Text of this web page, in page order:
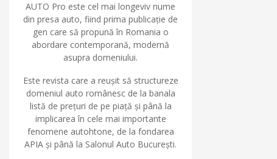
AUTO Pro este cel mai longeviv nume
din presa auto, fiind prima publicație de
gen care să propună în Romania o
abordare contemporană, modernă
asupra domeniului.
Este revista care a reușit să structureze
domeniul auto românesc de la banala
listă de prețuri de pe piață și până la
implicarea în cele mai importante
fenomene autohtone, de la fondarea
APIA și până la Salonul Auto București.